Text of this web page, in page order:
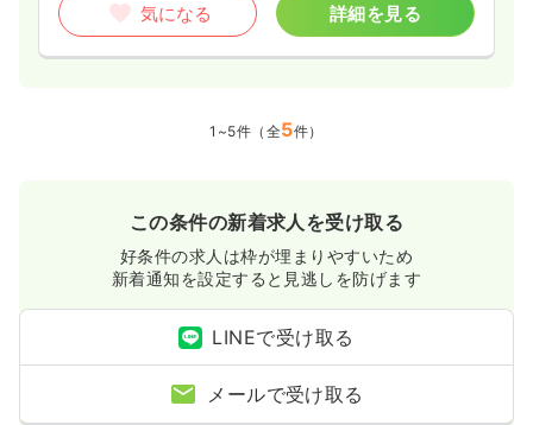
気になる 詳細を見る
1~5件（全5件）
この条件の新着求人を受け取る
好条件の求人は枠が埋まりやすいため
新着通知を設定すると見逃しを防げます
LINEで受け取る
メールで受け取る